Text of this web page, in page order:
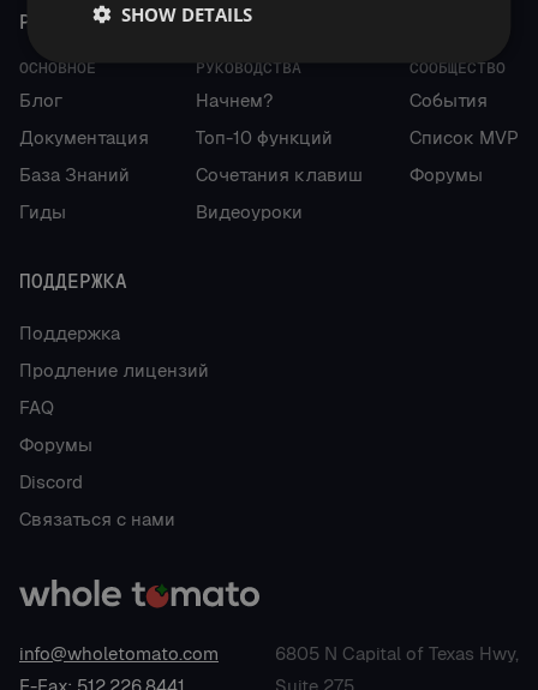
info@wholetomato.com
6805 N Capital of Texas Hwy,
РЕСУРСЫ
ОСНОВНОЕ
Блог
Документация
База Знаний
Гиды
РУКОВОДСТВА
Начнем?
Топ-10 функций
Сочетания клавиш
Видеоуроки
СООБЩЕСТВО
События
Список MVP
Форумы
ПОДДЕРЖКА
Поддержка
Продление лицензий
FAQ
Форумы
Discord
Связаться с нами
SHOW DETAILS